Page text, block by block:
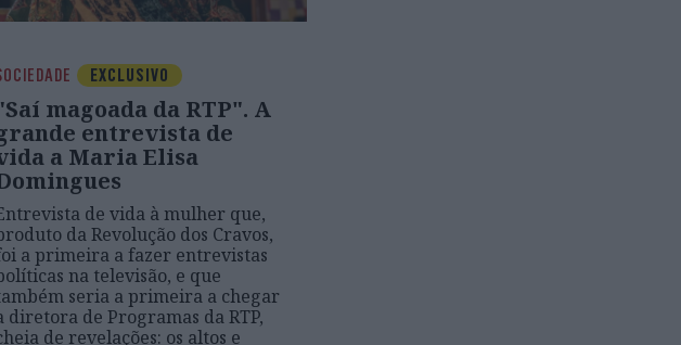
EXCLUSIVO
magoada da RTP". A
entrevista de
a Maria Elisa
de vida à mulher que,
da Revolução dos Cravos,
a primeira a fazer entrevistas
na televisão, e que
seria a primeira a chegar
diretora de Programas da RTP,
de revelações: os altos e